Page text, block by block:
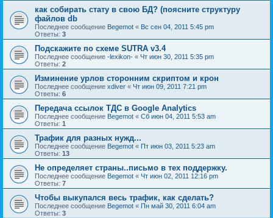
как собирать стату в свою БД? (поясните структуру
файлов db
Последнее сообщение Begemot « Вс сен 04, 2011 5:45 pm
Ответы: 3
Подскажите по схеме SUTRA v3.4
Последнее сообщение -lexikon- « Чт июн 30, 2011 5:35 pm
Ответы: 2
Изминение урлов сторонним скриптом и крон
Последнее сообщение xdiver « Чт июн 09, 2011 7:21 pm
Ответы: 6
Передача ссылок ТДС в Google Analytics
Последнее сообщение Begemot « Сб июн 04, 2011 5:53 am
Ответы: 1
Трафик для разных нужд...
Последнее сообщение Begemot « Пт июн 03, 2011 5:23 am
Ответы: 13
Не определяет страны..письмо в тех поддержку.
Последнее сообщение Begemot « Чт июн 02, 2011 12:16 pm
Ответы: 7
Чтобы выкупался весь трафик, как сделать?
Последнее сообщение Begemot « Пн май 30, 2011 6:04 am
Ответы: 3